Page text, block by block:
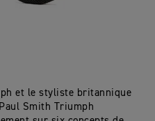
et le styliste britannique
Smith Triumph